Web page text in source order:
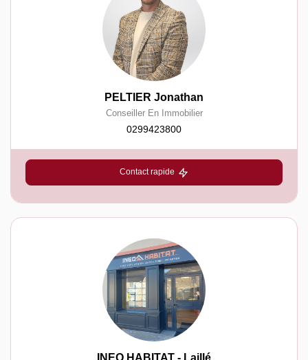
PELTIER Jonathan
Conseiller En Immobilier
0299423800
Contact rapide
INEO HABITAT - Laillé